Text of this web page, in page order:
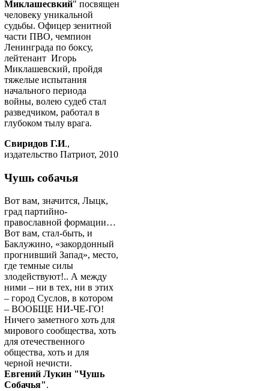
Миклашесвкий" посвящен
человеку уникальной
судьбы. Офицер зенитной
части ПВО, чемпион
Ленинграда по боксу,
лейтенант Игорь
Миклашевский, пройдя
тяжелые испытания
начального периода
войны, волею судеб стал
разведчиком, работал в
глубоком тылу врага.
Свиридов Г.И.,
издательство Патриот, 2010
Чушь собачья
Вот вам, значится, Лыцк,
град партийно-
православной формации…
Вот вам, стал-быть, и
Баклужино, «закордонный
прогнивший Запад», место,
где темные силы
злодействуют!.. А между
ними – ни в тех, ни в этих
– город Суслов, в котором
– ВООБЩЕ НИ-ЧЕ-ГО!
Ничего заметного хоть для
мирового сообщества, хоть
для отечественного
общества, хоть и для
черной нечисти.
Евгений Лукин "Чушь
Собачья".